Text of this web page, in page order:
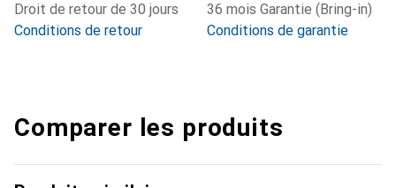
Droit de retour de 30 jours
Conditions de retour
36 mois Garantie (Bring-in)
Conditions de garantie
Comparer les produits